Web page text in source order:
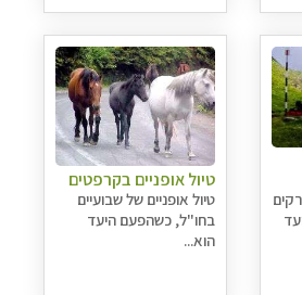
טיול אופניים בקרפטים
טיול אופניים של שבועיים
בחו"ל, כשהפעם היעד
הוא...